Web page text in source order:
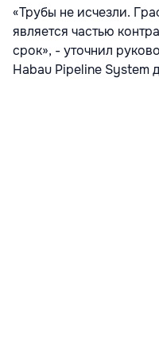
«Трубы не исчезли.
является частью
срок», - уточнил
Habau Pipeline System